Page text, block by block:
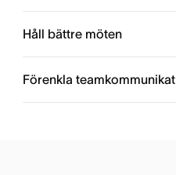
Håll bättre möten
Förenkla